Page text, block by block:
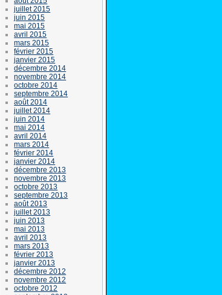
juillet 2015
juin 2015
mai 2015
avril 2015
mars 2015
février 2015
janvier 2015
décembre 2014
novembre 2014
octobre 2014
septembre 2014
août 2014
juillet 2014
juin 2014
mai 2014
avril 2014
mars 2014
février 2014
janvier 2014
décembre 2013
novembre 2013
octobre 2013
septembre 2013
août 2013
juillet 2013
juin 2013
mai 2013
avril 2013
mars 2013
février 2013
janvier 2013
décembre 2012
novembre 2012
octobre 2012